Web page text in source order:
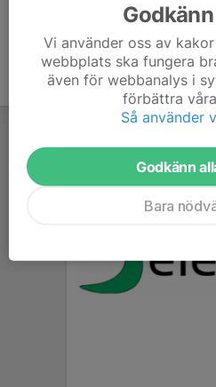
Vi använder oss av
webbplats ska fungera
även för webbanalys i
förbättra
Så använder
Godkänn
Bara